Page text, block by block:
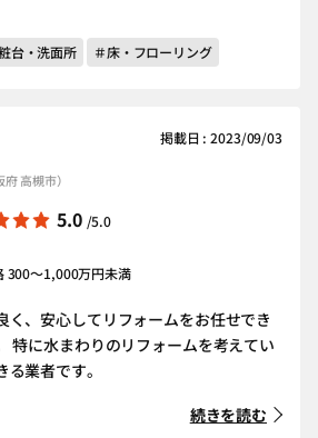
台・洗面所 ＃床・フローリング
掲載日 : 2023/09/03
高槻市）
5.0 /5.0
300～1,000万円未満
く、安心してリフォームをお任せでき
特に水まわりのリフォームを考えてい
業者です。
続きを読む